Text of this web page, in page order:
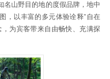
名山野目的地的度假品牌，地中
，以丰富的多元体验诠释”自在
为宾客带来自由畅快、充满探